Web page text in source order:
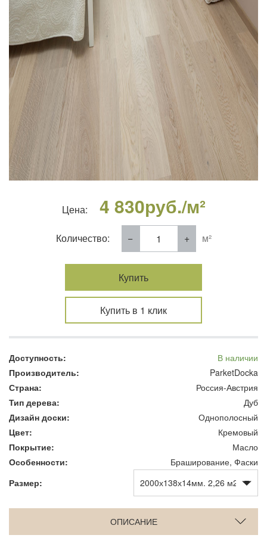
Цена: 4 830руб./м²
Количество: м²
Купить
Купить в 1 клик
Доступность:
В наличии
Производитель:
ParketDocka
Страна:
Россия-Австрия
Тип дерева:
Дуб
Дизайн доски:
Однополосный
Цвет:
Кремовый
Покрытие:
Масло
Особенности:
Браширование, Фаски
Размер:
ОПИСАНИЕ